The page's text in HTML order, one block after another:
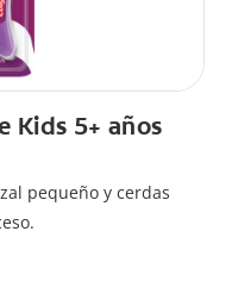
Kids 5+ años
pequeño y cerdas